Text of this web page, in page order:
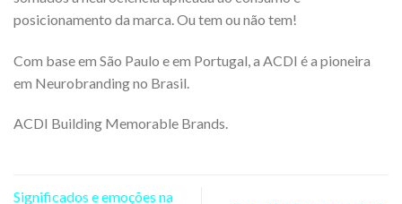
posicionamento da marca. Ou tem ou não tem!
Com base em São Paulo e em Portugal, a ACDI é a pioneira
em Neurobranding no Brasil.
ACDI Building Memorable Brands.
Significados e emoções na